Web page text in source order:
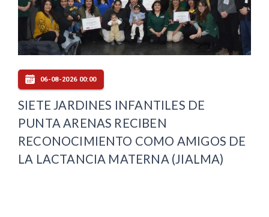
06-08-2026 00:00
SIETE JARDINES INFANTILES DE
PUNTA ARENAS RECIBEN
RECONOCIMIENTO COMO AMIGOS DE
LA LACTANCIA MATERNA (JIALMA)